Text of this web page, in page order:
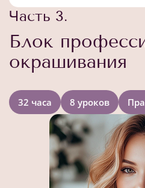
Часть 3.
Блок
окрашивания
32 часа 8 уроков